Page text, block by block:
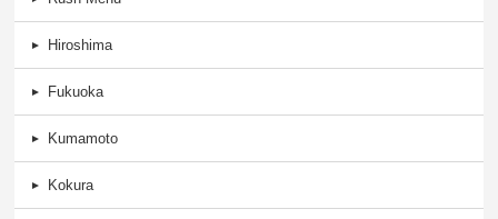
Hiroshima
Fukuoka
Kumamoto
Kokura